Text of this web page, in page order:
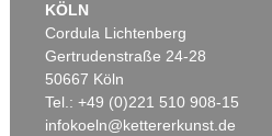
KÖLN
Cordula Lichtenberg
Gertrudenstraße 24-28
50667 Köln
Tel.: +49 (0)221 510 908-15
infokoeln@kettererkunst.de